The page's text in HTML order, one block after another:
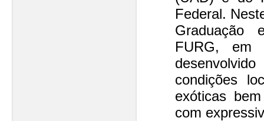
Federal.
Graduação
FURG, em
condições
exóticas
com